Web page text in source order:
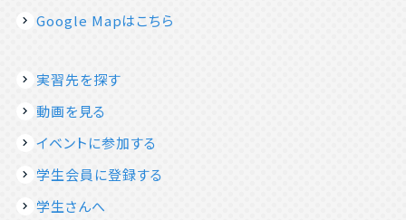
Google Mapはこちら
実習先を探す
動画を見る
イベントに参加する
学生会員に登録する
学生さんへ